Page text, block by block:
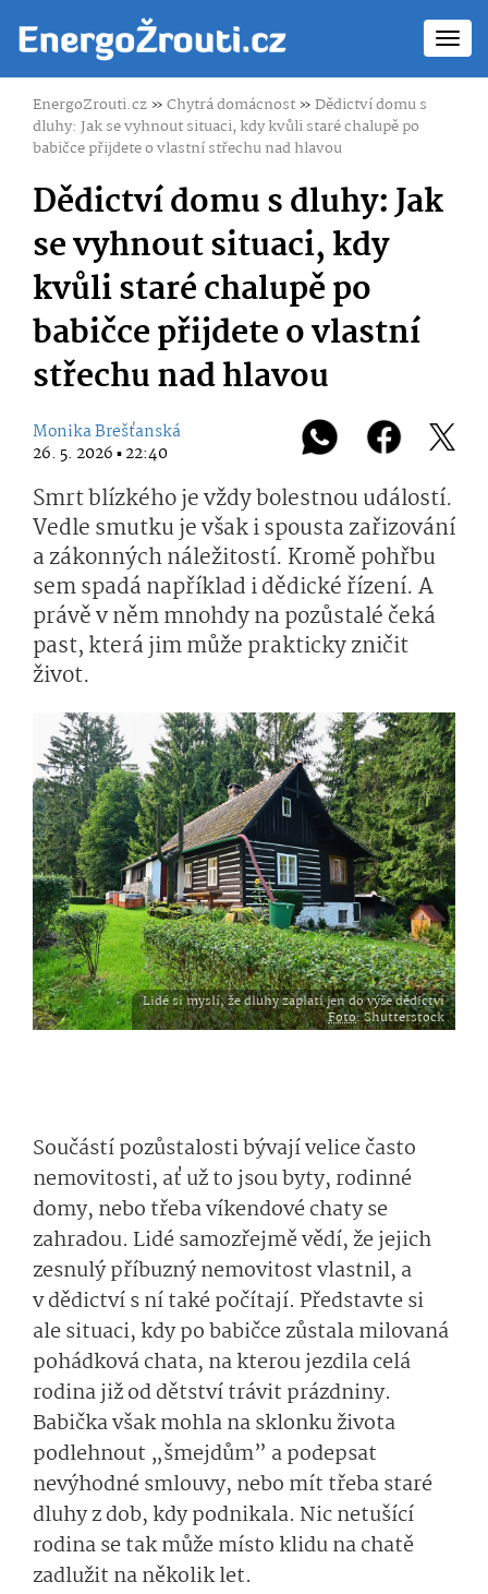
EnergoZrouti.cz»Chytrá domácnost»Dědictví domu s
dluhy: Jak se vyhnout situaci, kdy kvůli staré chalupě po
babičce přijdete o vlastní střechu nad hlavou
Dědictví domu s dluhy: Jak
se vyhnout situaci, kdy
kvůli staré chalupě po
babičce přijdete o vlastní
střechu nad hlavou
Monika Brešťanská
26. 5. 2026 ▪ 22:40
Smrt blízkého je vždy bolestnou událostí.
Vedle smutku je však i spousta zařizování
a zákonných náležitostí. Kromě pohřbu
sem spadá například i dědické řízení. A
právě v něm mnohdy na pozůstalé čeká
past, která jim může prakticky zničit
život.
Lidé si myslí, že dluhy zaplatí jen do výše dědictví
Foto: Shutterstock
Součástí pozůstalosti bývají velice často
nemovitosti, ať už to jsou byty, rodinné
domy, nebo třeba víkendové chaty se
zahradou. Lidé samozřejmě vědí, že jejich
zesnulý příbuzný nemovitost vlastnil, a
v dědictví s ní také počítají. Představte si
ale situaci, kdy po babičce zůstala milovaná
pohádková chata, na kterou jezdila celá
rodina již od dětství trávit prázdniny.
Babička však mohla na sklonku života
podlehnout „šmejdům” a podepsat
nevýhodné smlouvy, nebo mít třeba staré
dluhy z dob, kdy podnikala. Nic netušící
rodina se tak může místo klidu na chatě
zadlužit na několik let.